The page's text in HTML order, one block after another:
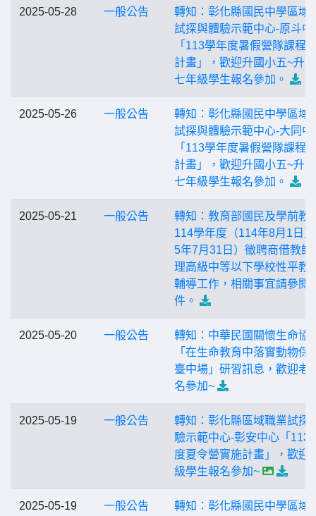
2025-05-28 一般公告
轉知：彰化縣國民中學區域
試探與體驗示範中心-原斗中
「113學年度暑假營隊課程
計畫」，歡迎升國小五~升
七年級學生報名參加。
2025-05-26 一般公告
轉知：彰化縣國民中學區域
試探與體驗示範中心-大同中
「113學年度暑假營隊課程
計畫」，歡迎升國小五~升
七年級學生報名參加。
2025-05-21 一般公告
轉知：教育部國民及學前教
114學年度（114年8月1日
5年7月31日）徵聘商借教師
理高級中等以下學校性平教
輔導工作，相關事宜請參閱
件。
2025-05-20 一般公告
轉知：中華民國關懷生命協
「在生命教育中落實動物保
臺中場」研習訊息，歡迎老
名參加~
2025-05-19 一般公告
轉知：彰化縣區域職業試探
驗示範中心-彰安中心「113
度夏令營實施計畫」，歡迎
級學生報名參加~
2025-05-19 一般公告
轉知：彰化縣國民中學區域